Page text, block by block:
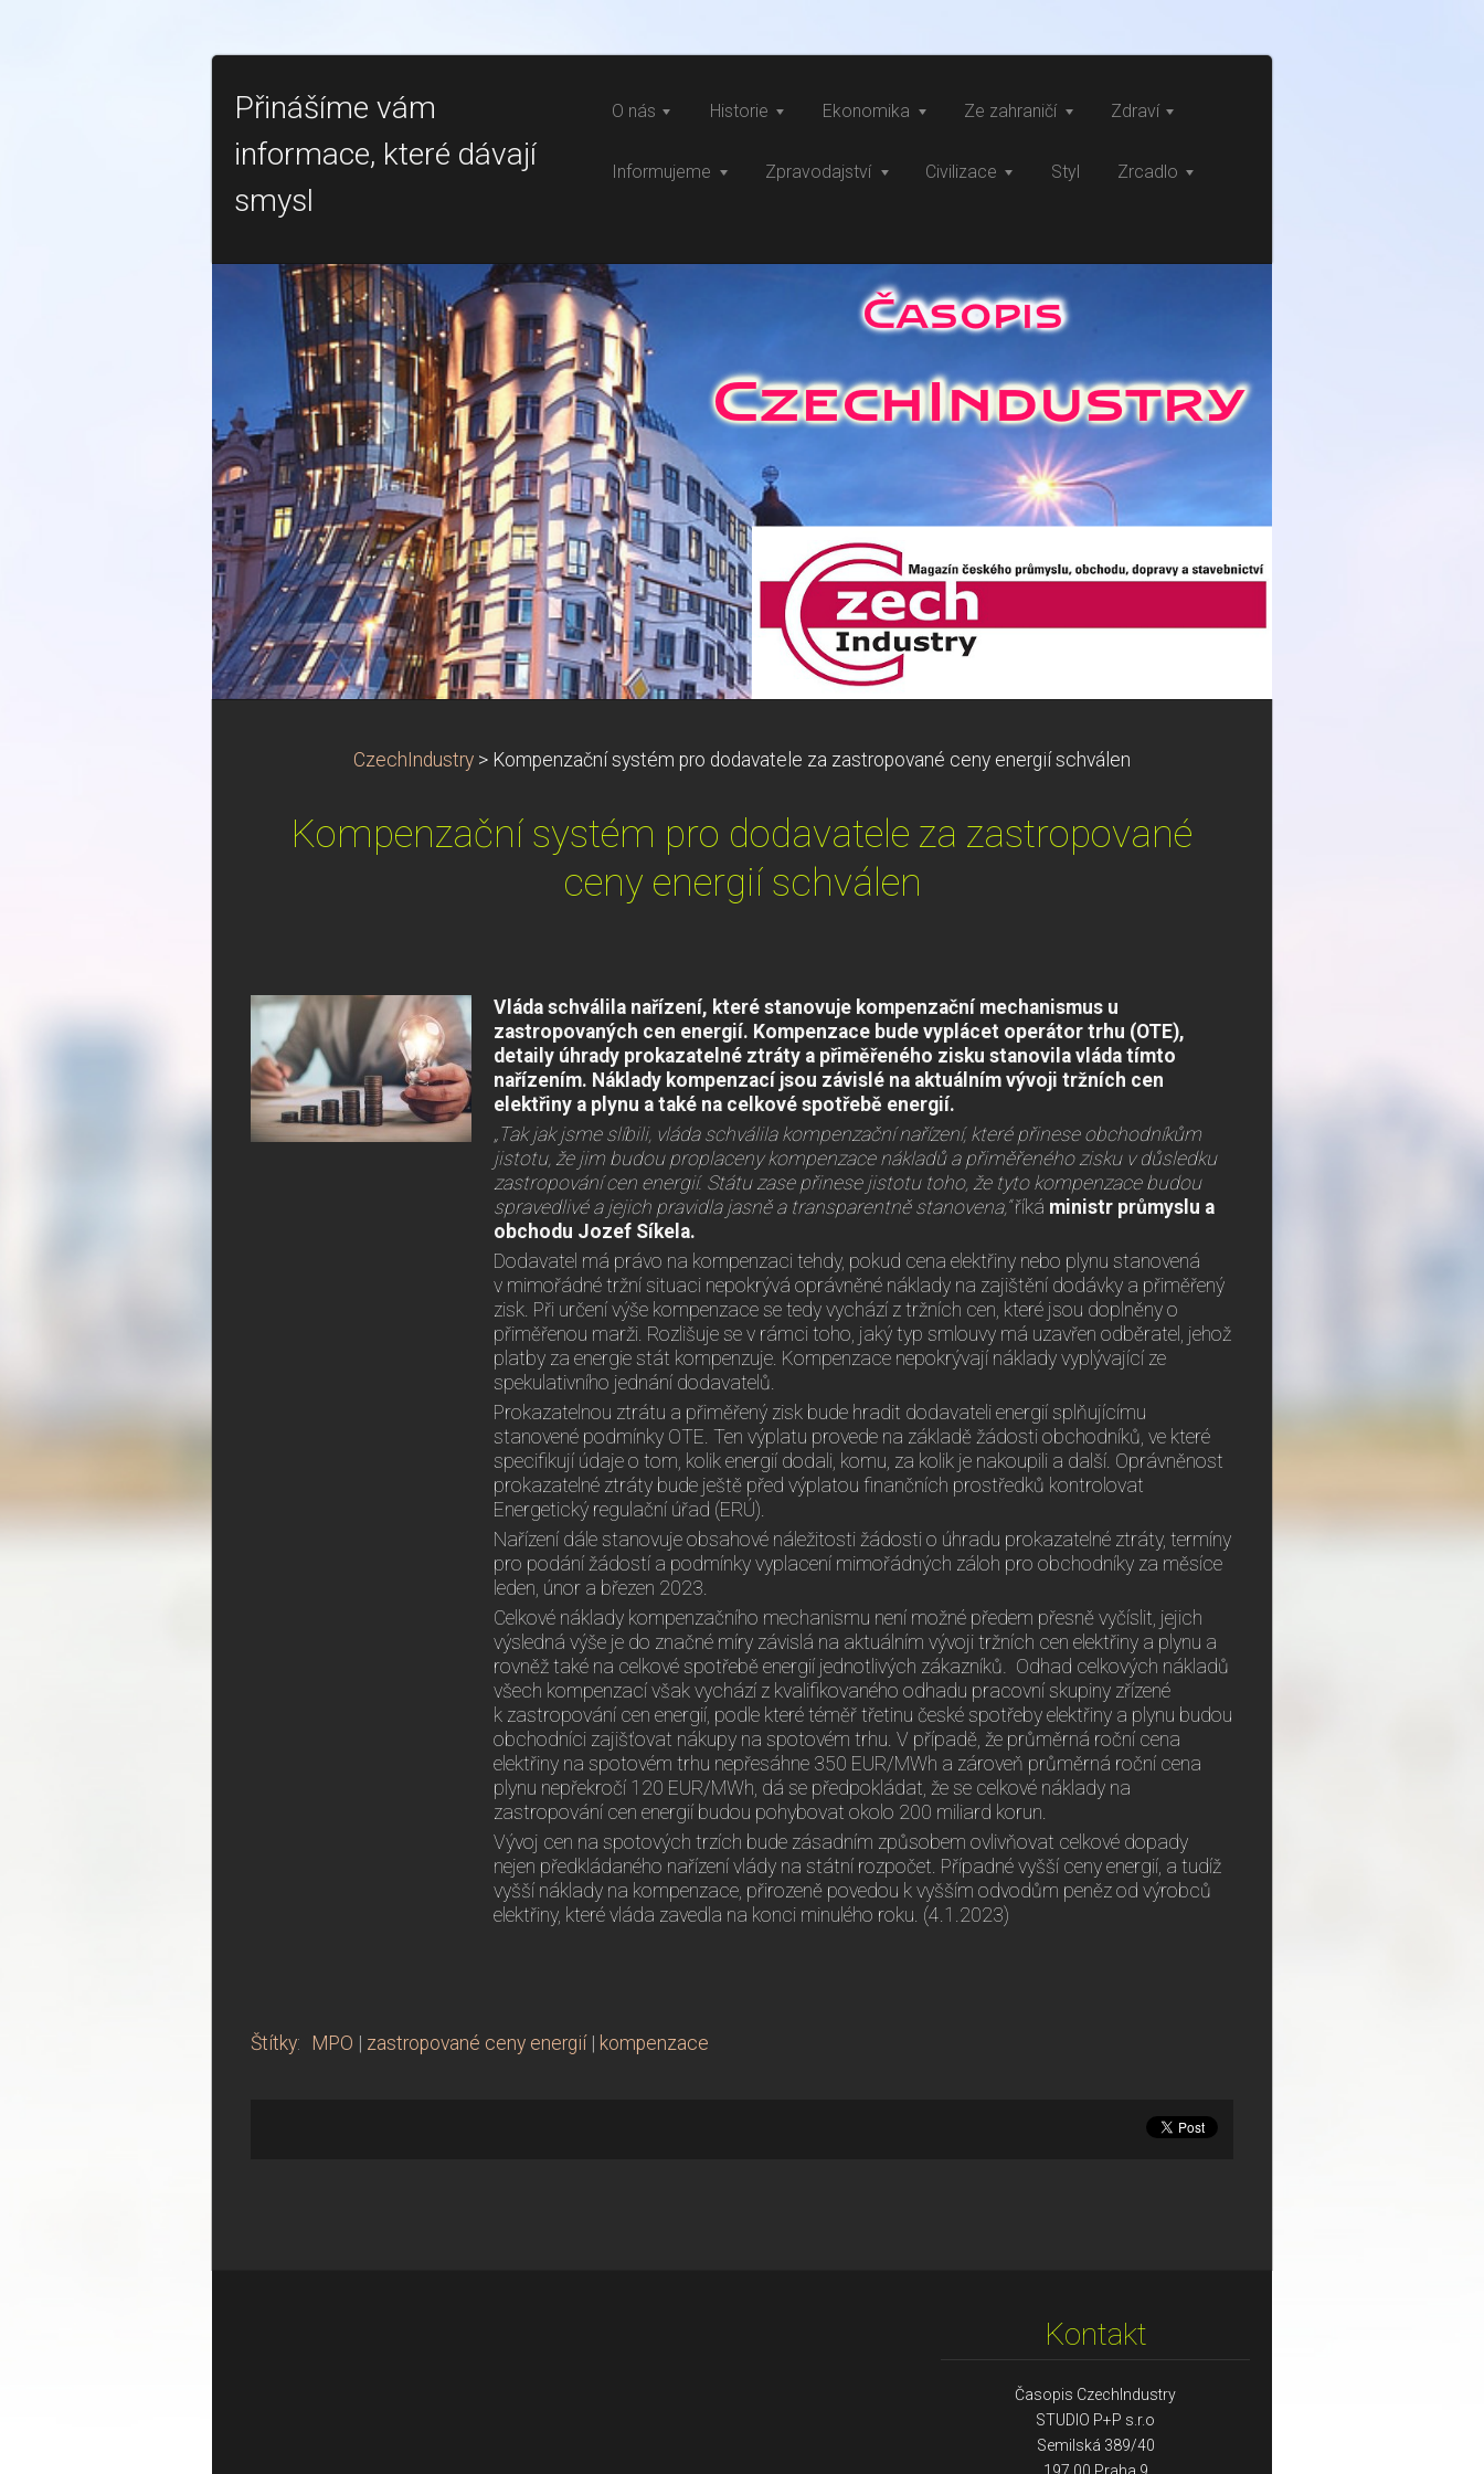
Přinášíme vám
informace, které dávají
smysl
O nás Historie Ekonomika Ze zahraničí Zdraví
Informujeme Zpravodajství Civilizace Styl Zrcadlo
CzechIndustry > Kompenzační systém pro dodavatele za zastropované ceny energií schválen
Kompenzační systém pro dodavatele za zastropované
ceny energií schválen
Vláda schválila nařízení, které stanovuje kompenzační mechanismus u
zastropovaných cen energií. Kompenzace bude vyplácet operátor trhu (OTE),
detaily úhrady prokazatelné ztráty a přiměřeného zisku stanovila vláda tímto
nařízením. Náklady kompenzací jsou závislé na aktuálním vývoji tržních cen
elektřiny a plynu a také na celkové spotřebě energií.
„Tak jak jsme slíbili, vláda schválila kompenzační nařízení, které přinese obchodníkům
jistotu, že jim budou proplaceny kompenzace nákladů a přiměřeného zisku v důsledku
zastropování cen energií. Státu zase přinese jistotu toho, že tyto kompenzace budou
spravedlivé a jejich pravidla jasně a transparentně stanovena,“říká ministr průmyslu a
obchodu Jozef Síkela.
Dodavatel má právo na kompenzaci tehdy, pokud cena elektřiny nebo plynu stanovená
v mimořádné tržní situaci nepokrývá oprávněné náklady na zajištění dodávky a přiměřený
zisk. Při určení výše kompenzace se tedy vychází z tržních cen, které jsou doplněny o
přiměřenou marži. Rozlišuje se v rámci toho, jaký typ smlouvy má uzavřen odběratel, jehož
platby za energie stát kompenzuje. Kompenzace nepokrývají náklady vyplývající ze
spekulativního jednání dodavatelů.
Prokazatelnou ztrátu a přiměřený zisk bude hradit dodavateli energií splňujícímu
stanovené podmínky OTE. Ten výplatu provede na základě žádosti obchodníků, ve které
specifikují údaje o tom, kolik energií dodali, komu, za kolik je nakoupili a další. Oprávněnost
prokazatelné ztráty bude ještě před výplatou finančních prostředků kontrolovat
Energetický regulační úřad (ERÚ).
Nařízení dále stanovuje obsahové náležitosti žádosti o úhradu prokazatelné ztráty, termíny
pro podání žádostí a podmínky vyplacení mimořádných záloh pro obchodníky za měsíce
leden, únor a březen 2023.
Celkové náklady kompenzačního mechanismu není možné předem přesně vyčíslit, jejich
výsledná výše je do značné míry závislá na aktuálním vývoji tržních cen elektřiny a plynu a
rovněž také na celkové spotřebě energií jednotlivých zákazníků. Odhad celkových nákladů
všech kompenzací však vychází z kvalifikovaného odhadu pracovní skupiny zřízené
k zastropování cen energií, podle které téměř třetinu české spotřeby elektřiny a plynu budou
obchodníci zajišťovat nákupy na spotovém trhu. V případě, že průměrná roční cena
elektřiny na spotovém trhu nepřesáhne 350 EUR/MWh a zároveň průměrná roční cena
plynu nepřekročí 120 EUR/MWh, dá se předpokládat, že se celkové náklady na
zastropování cen energií budou pohybovat okolo 200 miliard korun.
Vývoj cen na spotových trzích bude zásadním způsobem ovlivňovat celkové dopady
nejen předkládaného nařízení vlády na státní rozpočet. Případné vyšší ceny energií, a tudíž
vyšší náklady na kompenzace, přirozeně povedou k vyšším odvodům peněz od výrobců
elektřiny, které vláda zavedla na konci minulého roku. (4.1.2023)
Štítky: MPO zastropované ceny energií kompenzace
Kontakt
Časopis CzechIndustry
STUDIO P+P s.r.o
Semilská 389/40